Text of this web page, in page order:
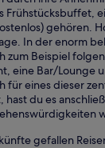
Frühstücksbuffet,
gehören.
In der enorm
zum Beispiel
eine Bar/Lounge
für eines dieser
hast du es
gefallen